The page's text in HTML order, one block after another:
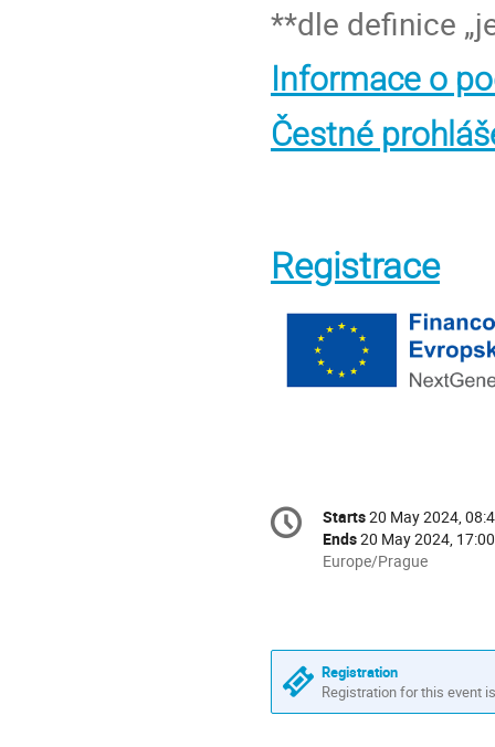
**dle definice
Informace o
Čestné
Registrace
Conference
information
Date/Time
Starts20 May 2024,
Ends20 May 2024, 17:00
All
Europe/Prague
Europe/Prague
Registration
Registration for this event